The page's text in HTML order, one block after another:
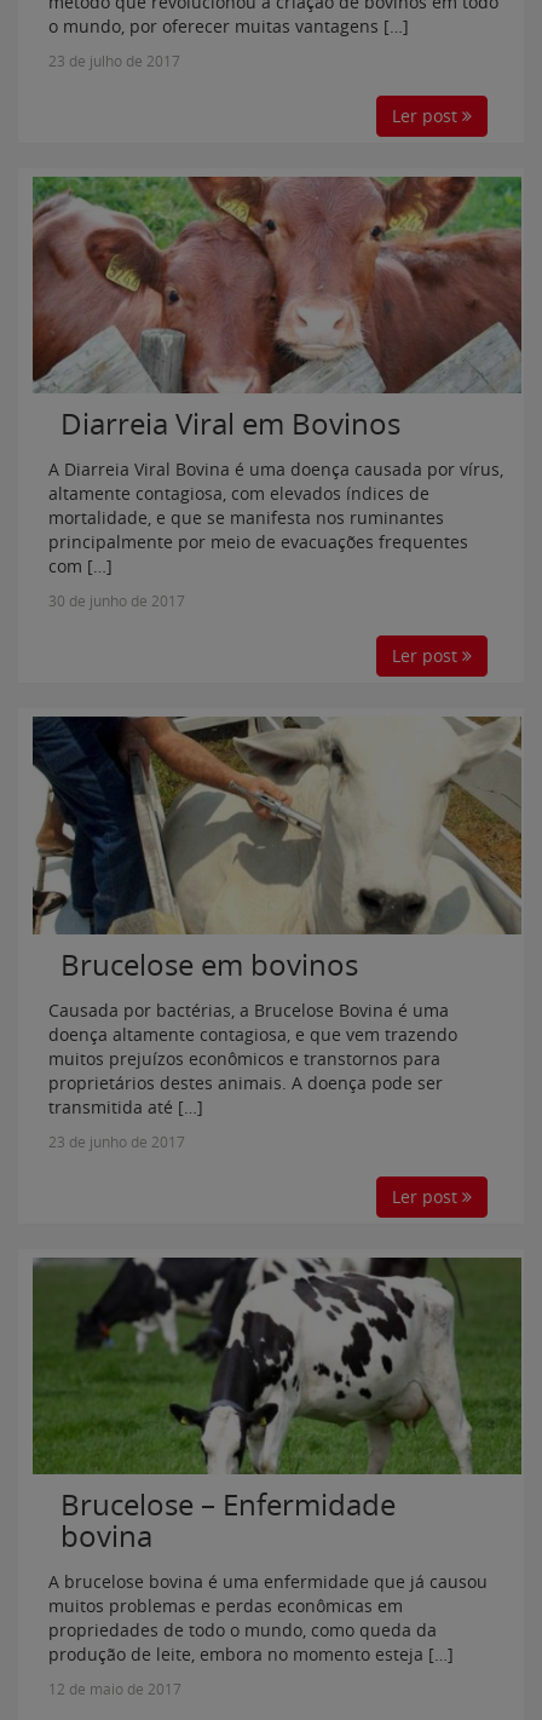
o mundo, por oferecer muitas vantagens […]
23 de julho de 2017
Ler post
Diarreia Viral em Bovinos
A Diarreia Viral Bovina é uma doença causada por vírus,
altamente contagiosa, com elevados índices de
mortalidade, e que se manifesta nos ruminantes
principalmente por meio de evacuações frequentes
com […]
30 de junho de 2017
Ler post
Brucelose em bovinos
Causada por bactérias, a Brucelose Bovina é uma
doença altamente contagiosa, e que vem trazendo
muitos prejuízos econômicos e transtornos para
proprietários destes animais. A doença pode ser
transmitida até […]
23 de junho de 2017
Ler post
Brucelose – Enfermidade
bovina
A brucelose bovina é uma enfermidade que já causou
muitos problemas e perdas econômicas em
propriedades de todo o mundo, como queda da
produção de leite, embora no momento esteja […]
12 de maio de 2017